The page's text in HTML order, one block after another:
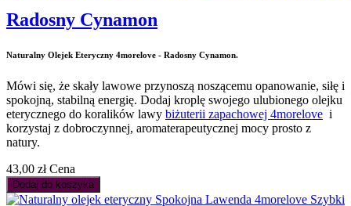
Radosny Cynamon
Naturalny Olejek Eteryczny 4morelove - Radosny Cynamon.
Mówi się, że skały lawowe przynoszą noszącemu opanowanie, siłę i
spokojną, stabilną energię. Dodaj kroplę swojego ulubionego olejku
eterycznego do koralików lawy biżuterii zapachowej 4morelove i
korzystaj z dobroczynnej, aromaterapeutycznej mocy prosto z
natury.
43,00 zł Cena
Dodaj do koszyka
Szybki